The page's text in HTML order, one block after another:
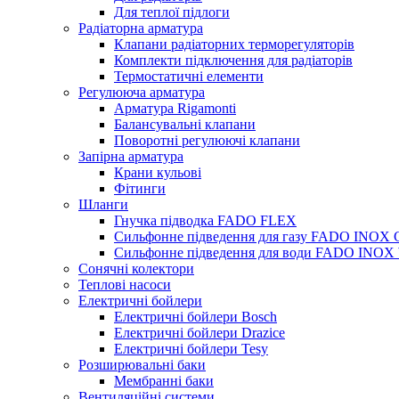
Для теплої підлоги
Радіаторна арматура
Клапани радіаторних терморегуляторів
Комплекти підключення для радіаторів
Термостатичні елементи
Регулююча арматура
Арматура Rigamonti
Балансувальні клапани
Поворотні регулюючі клапани
Запірна арматура
Крани кульові
Фітинги
Шланги
Гнучка підводка FADO FLEX
Сильфонне підведення для газу FADO INOX
Сильфонне підведення для води FADO INOX
Сонячні колектори
Теплові насоси
Електричні бойлери
Електричні бойлери Bosch
Електричні бойлери Drazice
Електричні бойлери Tesy
Розширювальні баки
Мембранні баки